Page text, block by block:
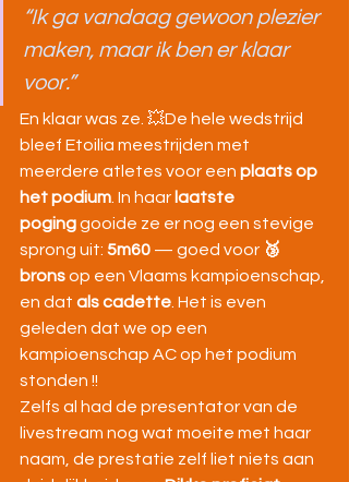
“Ik ga vandaag gewoon plezier
maken, maar ik ben er klaar
voor.”
En klaar was ze. 💥De hele wedstrijd
bleef Etoilia meestrijden met
meerdere atletes voor een plaats op
het podium . In haar laatste
poging gooide ze er nog een stevige
sprong uit: 5m60 — goed voor 🥉
brons op een Vlaams kampioenschap,
en dat als cadette . Het is even
geleden dat we op een
kampioenschap AC op het podium
stonden !!
Zelfs al had de presentator van de
livestream nog wat moeite met haar
naam, de prestatie zelf liet niets aan